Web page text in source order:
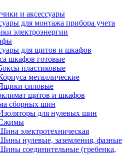
и аксессуары
для монтажа прибора учета
электроэнергии
для щитов и шкафов
шкафов готовые
пластиковые
металлические
силовые
щитов и шкафов
сборных шин
для нулевых шин
электротехническая
нулевые, заземления, фазные
соединительные (гребенка,